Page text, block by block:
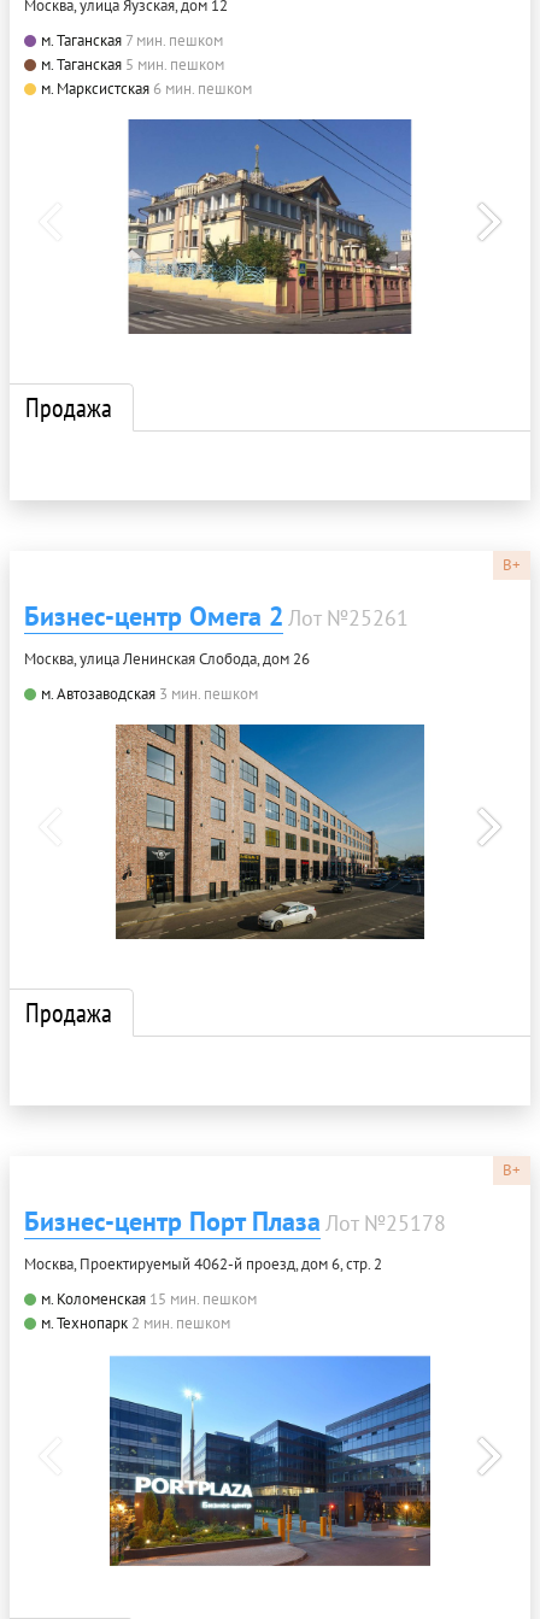
Москва, улица Яузская, дом 12
м. Таганская 7 мин. пешком
м. Таганская 5 мин. пешком
м. Марксистская 6 мин. пешком
Продажа
B+
Бизнес-центр Омега 2 Лот №25261
Москва, улица Ленинская Слобода, дом 26
м. Автозаводская 3 мин. пешком
Продажа
B+
Бизнес-центр Порт Плаза Лот №25178
Москва, Проектируемый 4062-й проезд, дом 6, стр. 2
м. Коломенская 15 мин. пешком
м. Технопарк 2 мин. пешком